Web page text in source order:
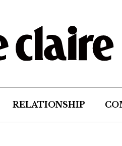
RELATIONSHIP